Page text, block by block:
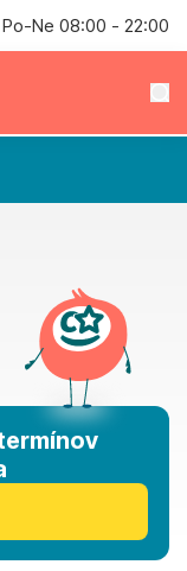
Po-Ne 08:00 - 22:00